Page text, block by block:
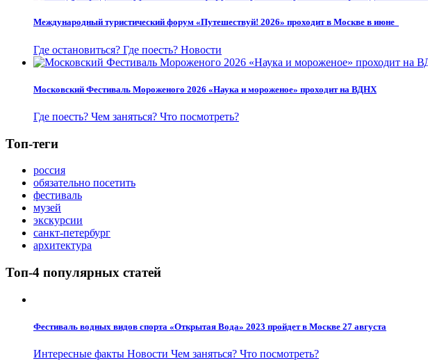
Международный туристический форум «Путешествуй! 2026» проходит в Москве в июне
Где остановиться? Где поесть? Новости
Московский Фестиваль Мороженого 2026 «Наука и мороженое» проходит на ВДНХ
Где поесть? Чем заняться? Что посмотреть?
Топ-теги
россия
обязательно посетить
фестиваль
музей
экскурсии
санкт-петербург
архитектура
Топ-4 популярных статей
Фестиваль водных видов спорта «Открытая Вода» 2023 пройдет в Москве 27 августа
Интересные факты Новости Чем заняться? Что посмотреть?